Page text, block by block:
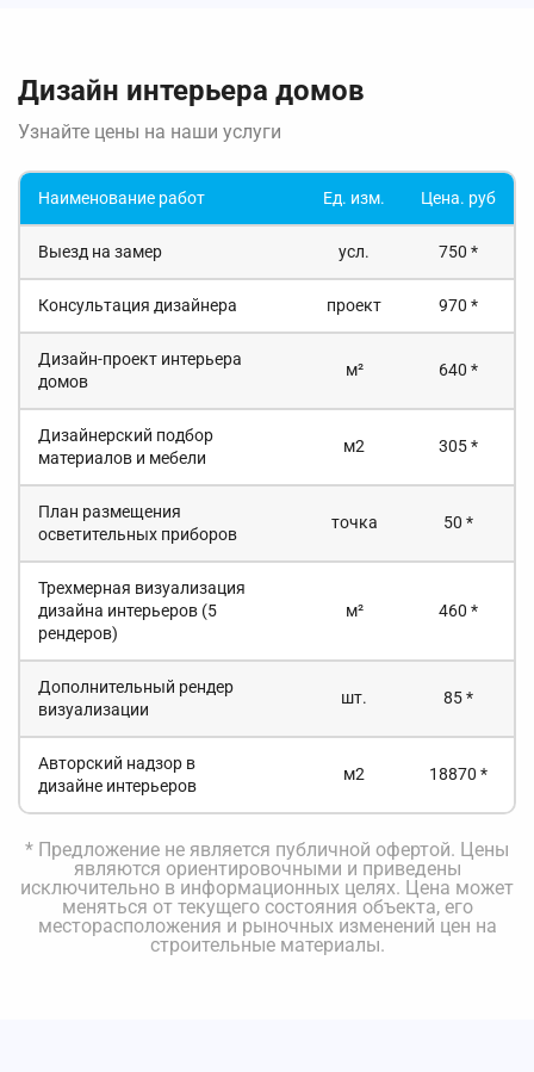
Дизайн интерьера домов
Узнайте цены на наши услуги
Наименование работ Ед. изм. Цена. руб
Выезд на замер усл. 750 *
Консультация дизайнера проект 970 *
Дизайн-проект интерьера
домов
м² 640 *
Дизайнерский подбор
материалов и мебели
м2 305 *
План размещения
осветительных приборов
точка 50 *
Трехмерная визуализация
дизайна интерьеров (5
рендеров)
м² 460 *
Дополнительный рендер
визуализации
шт. 85 *
Авторский надзор в
дизайне интерьеров
м2 18870 *
* Предложение не является публичной офертой. Цены
являются ориентировочными и приведены
исключительно в информационных целях. Цена может
меняться от текущего состояния объекта, его
месторасположения и рыночных изменений цен на
строительные материалы.